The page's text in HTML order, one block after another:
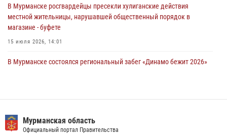
30 июля 2026, 14:05
В Мурманске росгвардейцы пресекли хулиганские действия
местной жительницы, нарушавшей общественный порядок в
магазине - буфете
15 июля 2026, 14:01
В Мурманске состоялся региональный забег «Динамо бежит 2026»
безопасности в период выборов
16 июля 2026, 07:26
Мурманская область
Официальный портал Правительства